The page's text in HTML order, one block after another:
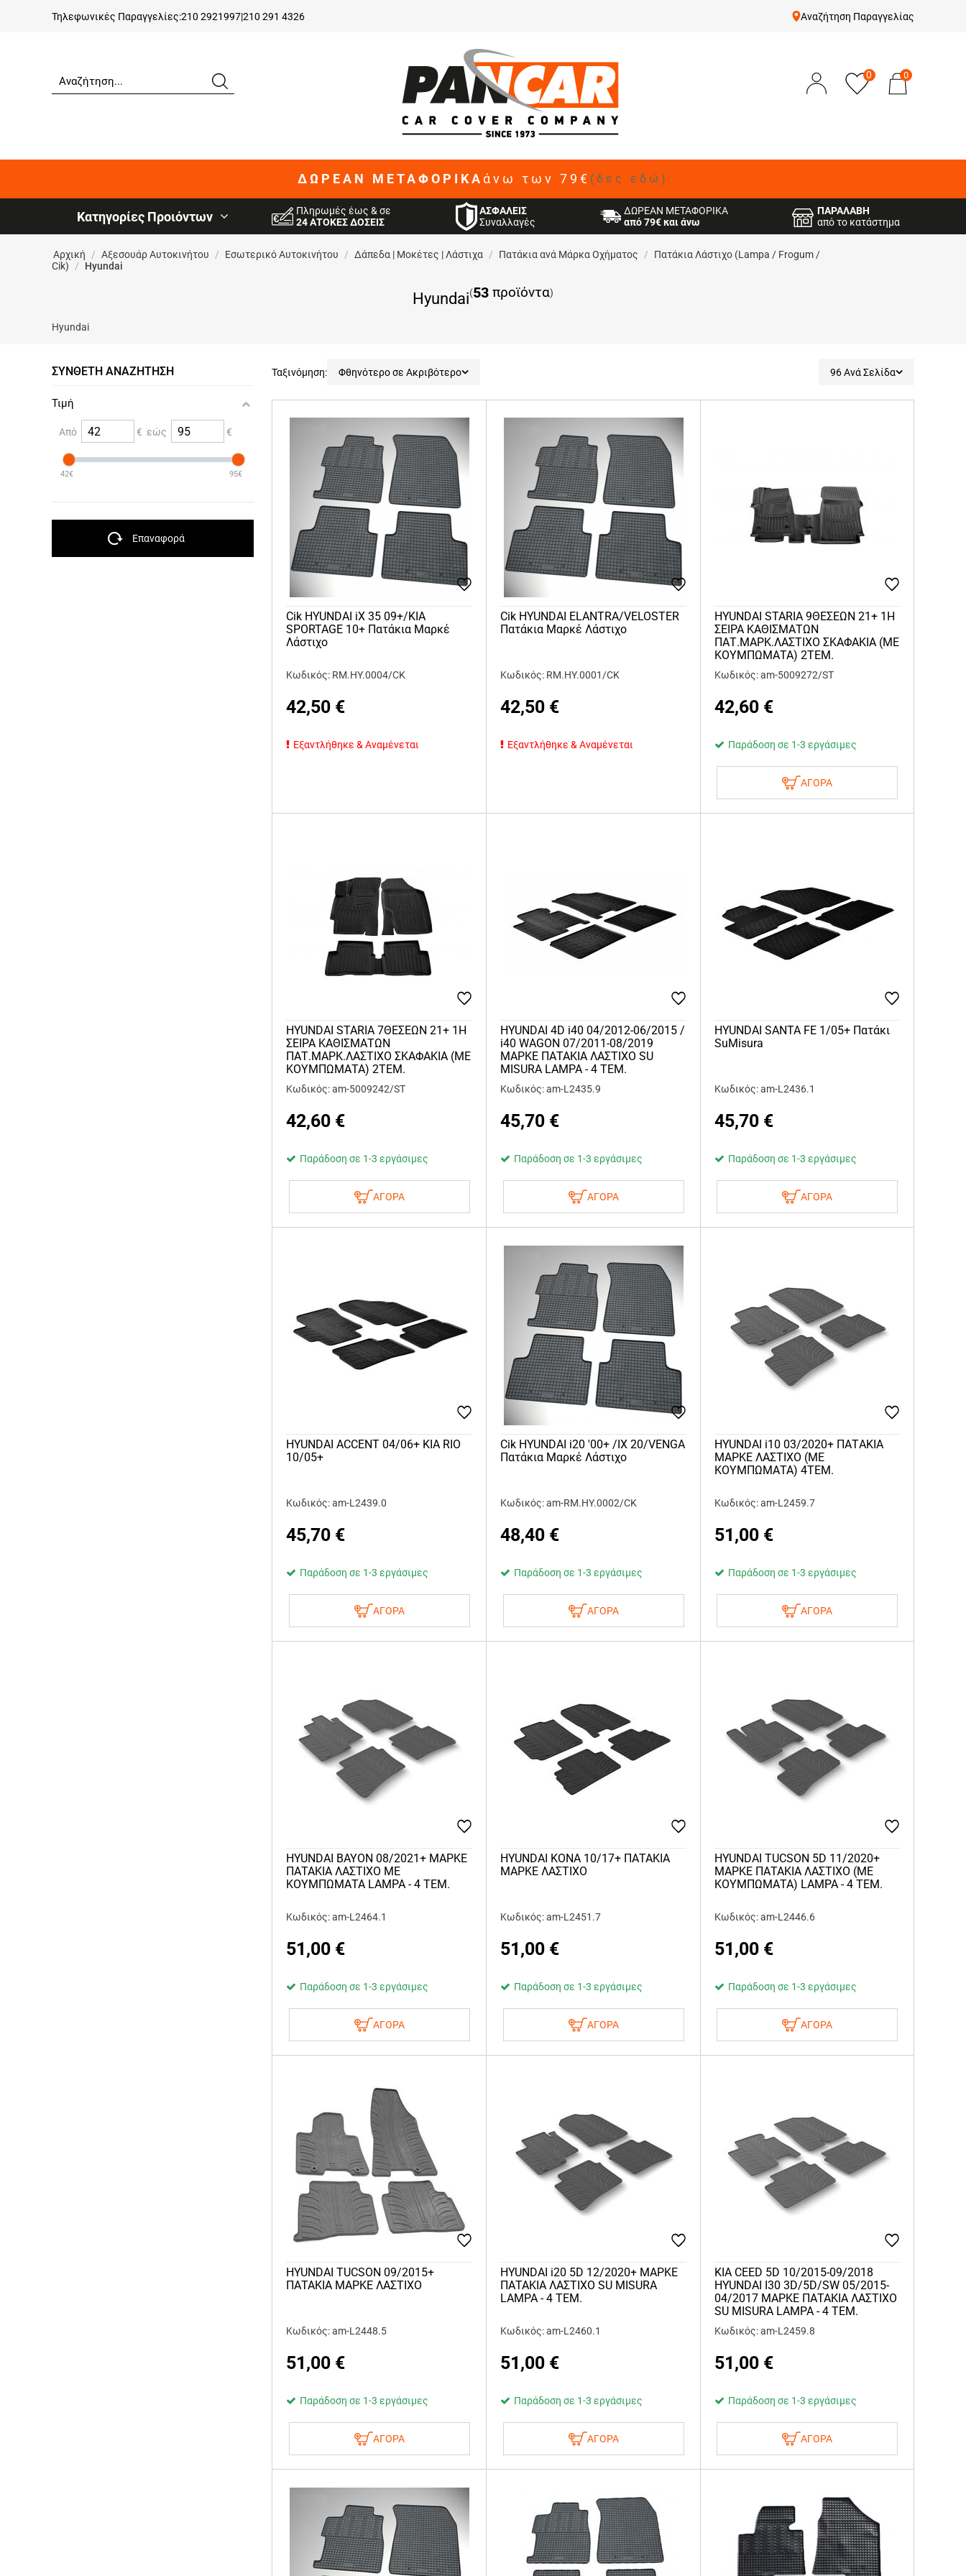
Τηλεφωνικές Παραγγελίες:210 2921997|210 291 4326 Αναζήτηση Παραγγελίας
0 0
ΔΩΡΕΑΝ ΜΕΤΑΦΟΡΙΚΑ άνω των 79€ (δες εδώ)
Κατηγορίες Προιόντων
Πληρωμές έως & σε
24 ΑΤΟΚΕΣ ΔΟΣΕΙΣ
ΑΣΦΑΛΕΙΣ
Συναλλαγές
ΔΩΡΕΑΝ ΜΕΤΑΦΟΡΙΚΑ
από 79€ και άνω
ΠΑΡΑΛΑΒΗ
από το κατάστημα
Αρχική / Αξεσουάρ Αυτοκινήτου / Εσωτερικό Αυτοκινήτου / Δάπεδα | Μοκέτες | Λάστιχα / Πατάκια ανά Μάρκα Οχήματος /
Πατάκια Λάστιχο (Lampa / Frogum /
Cik)
/ Hyundai
Hyundai(53 προϊόντα)
Hyundai
ΣΎΝΘΕΤΗ ΑΝΑΖΉΤΗΣΗ
Τιμή
Από € εώς €
42€ 95€
Επαναφορά
Ταξινόμηση: Φθηνότερο σε Ακριβότερο 96 Ανά Σελίδα
Cik HYUNDAI iX 35 09+/KIA
SPORTAGE 10+ Πατάκια Μαρκέ
Λάστιχο
Κωδικός: RM.HY.0004/CK
42,50 €
Εξαντλήθηκε & Αναμένεται
Cik HYUNDAI ELANTRA/VELOSTER
Πατάκια Μαρκέ Λάστιχο
Κωδικός: RM.HY.0001/CK
42,50 €
Εξαντλήθηκε & Αναμένεται
HYUNDAI STARIA 9ΘΕΣΕΩΝ 21+ 1Η
ΣΕΙΡΑ ΚΑΘΙΣΜΑΤΩΝ
ΠΑΤ.ΜΑΡΚ.ΛΑΣΤΙΧΟ ΣΚΑΦΑΚΙΑ (ΜΕ
ΚΟΥΜΠΩΜΑΤΑ) 2ΤΕΜ.
Κωδικός: am-5009272/ST
42,60 €
Παράδοση σε 1-3 εργάσιμες
ΑΓΟΡΑ
HYUNDAI STARIA 7ΘΕΣΕΩΝ 21+ 1Η
ΣΕΙΡΑ ΚΑΘΙΣΜΑΤΩΝ
ΠΑΤ.ΜΑΡΚ.ΛΑΣΤΙΧΟ ΣΚΑΦΑΚΙΑ (ΜΕ
ΚΟΥΜΠΩΜΑΤΑ) 2ΤΕΜ.
Κωδικός: am-5009242/ST
42,60 €
Παράδοση σε 1-3 εργάσιμες
ΑΓΟΡΑ
HYUNDAI 4D i40 04/2012-06/2015 /
i40 WAGON 07/2011-08/2019
ΜΑΡΚΕ ΠΑΤΑΚΙΑ ΛΑΣΤΙΧΟ SU
MISURA LAMPA - 4 ΤΕΜ.
Κωδικός: am-L2435.9
45,70 €
Παράδοση σε 1-3 εργάσιμες
ΑΓΟΡΑ
HYUNDAI SANTA FE 1/05+ Πατάκι
SuMisura
Κωδικός: am-L2436.1
45,70 €
Παράδοση σε 1-3 εργάσιμες
ΑΓΟΡΑ
HYUNDAI ACCENT 04/06+ KIA RIO
10/05+
Κωδικός: am-L2439.0
45,70 €
Παράδοση σε 1-3 εργάσιμες
ΑΓΟΡΑ
Cik HYUNDAI i20 '00+ /IX 20/VENGA
Πατάκια Μαρκέ Λάστιχο
Κωδικός: am-RM.HY.0002/CK
48,40 €
Παράδοση σε 1-3 εργάσιμες
ΑΓΟΡΑ
HYUNDAI i10 03/2020+ ΠΑΤAKIA
ΜΑΡΚE ΛΑΣΤΙΧΟ (ΜΕ
ΚΟΥΜΠΩΜΑΤΑ) 4ΤΕΜ.
Κωδικός: am-L2459.7
51,00 €
Παράδοση σε 1-3 εργάσιμες
ΑΓΟΡΑ
HYUNDAI BAYON 08/2021+ ​ΜΑΡΚΕ
ΠΑΤΑΚΙΑ ΛΑΣΤΙΧΟ ΜΕ
ΚΟΥΜΠΩΜΑΤΑ LAMPA - 4 ΤΕΜ.
Κωδικός: am-L2464.1
51,00 €
Παράδοση σε 1-3 εργάσιμες
ΑΓΟΡΑ
HYUNDAI KONA 10/17+ ΠΑΤΑΚΙΑ
ΜΑΡΚΕ ΛΑΣΤΙΧΟ
Κωδικός: am-L2451.7
51,00 €
Παράδοση σε 1-3 εργάσιμες
ΑΓΟΡΑ
HYUNDAI TUCSON 5D 11/2020+
ΜΑΡΚΕ ΠΑΤΑΚΙΑ ΛΑΣΤΙΧΟ (ΜΕ
ΚΟΥΜΠΩΜΑΤΑ) LAMPA - 4 ΤΕΜ.
Κωδικός: am-L2446.6
51,00 €
Παράδοση σε 1-3 εργάσιμες
ΑΓΟΡΑ
HYUNDAI TUCSON 09/2015+
ΠΑΤΑΚΙΑ ΜΑΡΚΕ ΛΑΣΤΙΧΟ
Κωδικός: am-L2448.5
51,00 €
Παράδοση σε 1-3 εργάσιμες
ΑΓΟΡΑ
HYUNDAI i20 5D 12/2020+ ΜΑΡΚΕ
ΠΑΤΑΚΙΑ ΛΑΣΤΙΧΟ SU MISURA
LAMPA - 4 ΤΕΜ.
Κωδικός: am-L2460.1
51,00 €
Παράδοση σε 1-3 εργάσιμες
ΑΓΟΡΑ
KIA CEED 5D 10/2015-09/2018
HYUNDAI I30 3D/5D/SW 05/2015-
04/2017 ΜΑΡΚΕ ΠΑΤΑΚΙΑ ΛΑΣΤΙΧΟ
SU MISURA LAMPA - 4 ΤΕΜ.
Κωδικός: am-L2459.8
51,00 €
Παράδοση σε 1-3 εργάσιμες
ΑΓΟΡΑ